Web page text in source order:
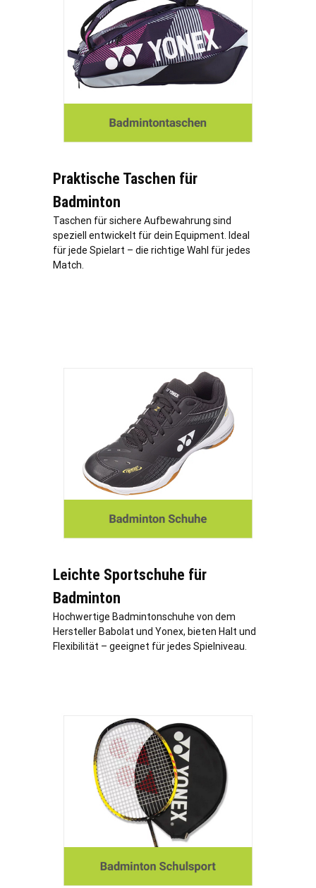
Praktische Taschen für
Badminton
Taschen für sichere Aufbewahrung sind
speziell entwickelt für dein Equipment. Ideal
für jede Spielart – die richtige Wahl für jedes
Match.
Leichte Sportschuhe für
Badminton
Hochwertige Badmintonschuhe von dem
Hersteller Babolat und Yonex, bieten Halt und
Flexibilität – geeignet für jedes Spielniveau.